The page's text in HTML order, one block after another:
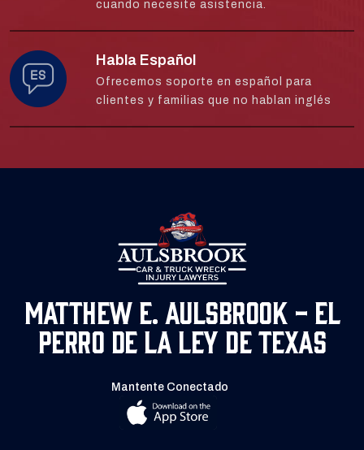
cuando necesite asistencia.
Habla Español
Ofrecemos soporte en español para
clientes y familias que no hablan inglés
Matthew E. Aulsbrook - El
Perro de la Ley de Texas
Mantente Conectado